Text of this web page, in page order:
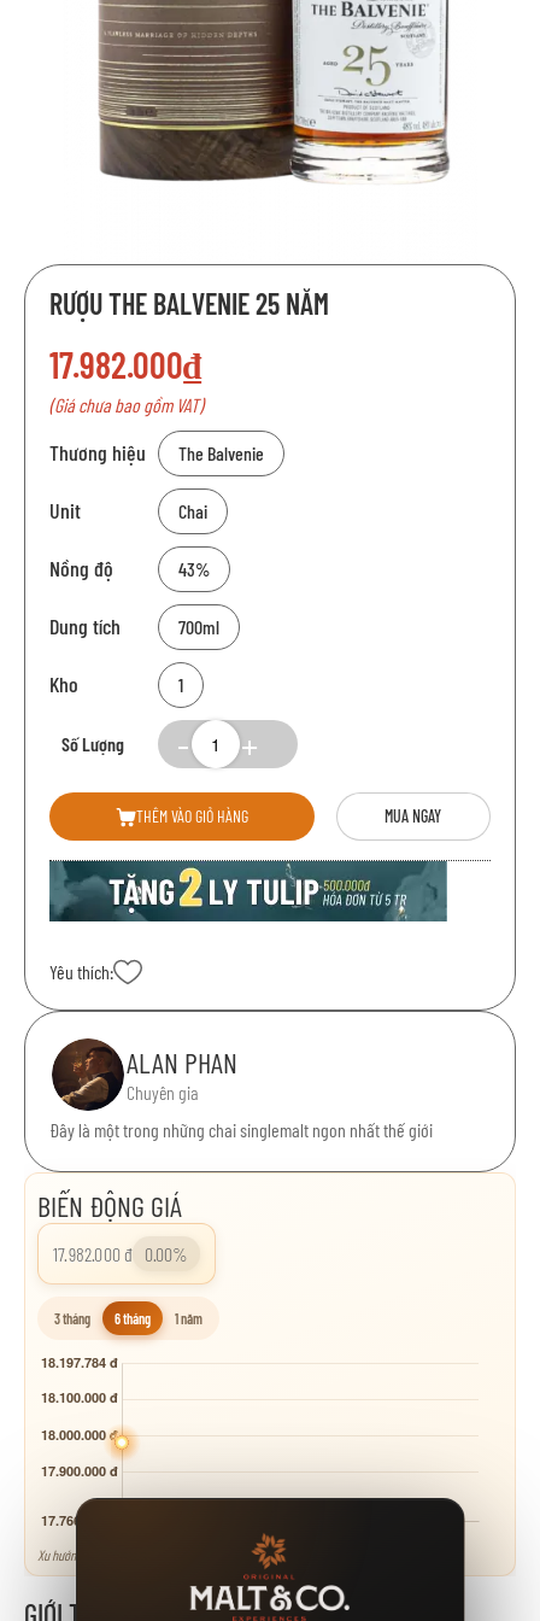
RƯỢU THE BALVENIE 25 NĂM
17.982.000₫
(Giá chưa bao gồm VAT)
Thương hiệu The Balvenie
Unit Chai
Nồng độ 43%
Dung tích 700ml
Kho 1
Số Lượng
THÊM VÀO GIỎ HÀNG MUA NGAY
Yêu thích:
Chuyển
đến
ALAN PHAN
Chuyên gia
Đây là một trong những chai singlemalt ngon nhất thế giới
BIẾN ĐỘNG GIÁ
17.982.000 đ 0.00%
3 tháng 6 tháng 1 năm
Xu hướng tham khảo - neo theo các mốc giá niêm yết.